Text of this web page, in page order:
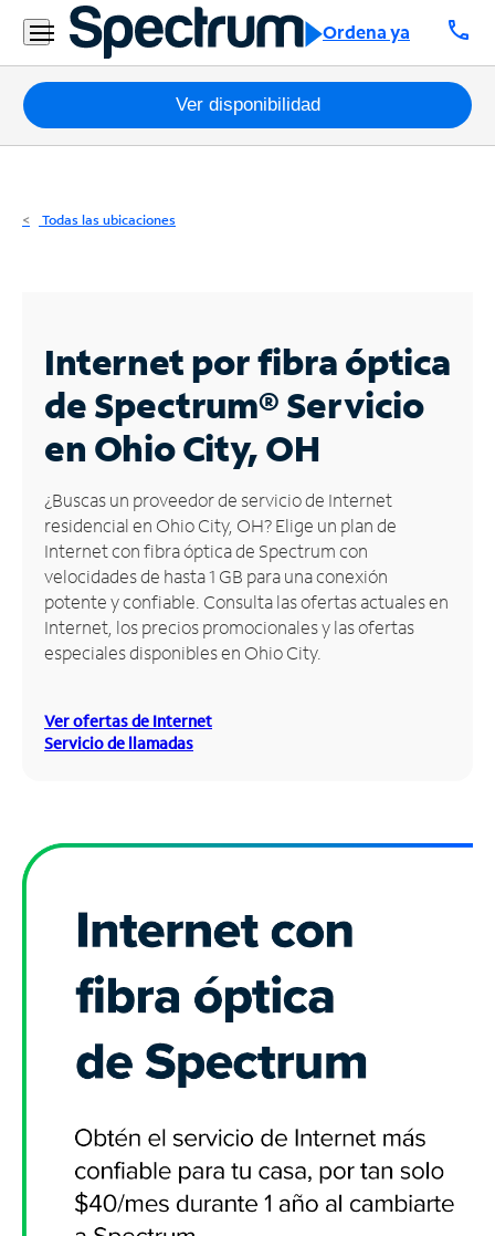
Ordena ya call
Residencial
Business
Paquetes
Internet
Business
Contáctanos
Inglés
Administrar
cuenta
Encuentra
una
tienda
Ver disponibilidad
Todas las ubicaciones
Internet por fibra óptica
de Spectrum®Servicio
en Ohio City, OH
¿Buscas un proveedor de servicio de Internet
residencial en Ohio City, OH? Elige un plan de
Internet con fibra óptica de Spectrum con
velocidades de hasta 1 GB para una conexión
potente y confiable. Consulta las ofertas actuales en
Internet, los precios promocionales y las ofertas
especiales disponibles en Ohio City.
Ver ofertas de Internet
Servicio de llamadas